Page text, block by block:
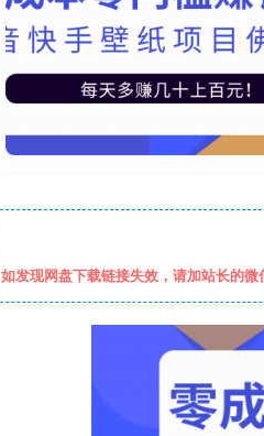
如发现网盘下载链接失效，请加站长的